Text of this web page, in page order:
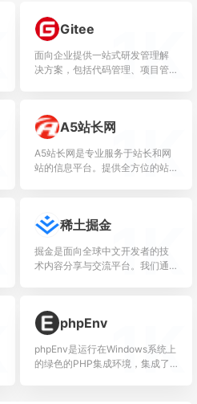
Gitee
面向企业提供一站式研发管理解
决方案，包括代码管理、项目管
持SaaS、私有化等多种部署方
式...
1K
A5站长网
A5站长网是专业服务于站长和网
站的信息平台。提供全方位的站
实...
1K
稀土掘金
掘金是面向全球中文开发者的技
术内容分享与交流平台。我们通
发者创作灵感，激励开发者沉淀
分享...
1K
phpEnv
phpEnv是运行在Windows系统上
的绿色的PHP集成环境，集成了
1K